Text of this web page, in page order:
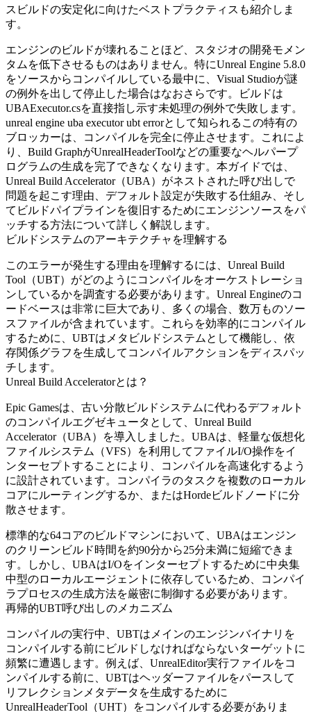
スビルドの安定化に向けたベストプラクティスも紹介しま
す。
エンジンのビルドが壊れることほど、スタジオの開発モメン
タムを低下させるものはありません。特にUnreal Engine 5.8.0
をソースからコンパイルしている最中に、Visual Studioが謎
の例外を出して停止した場合はなおさらです。ビルドは
UBAExecutor.csを直接指し示す未処理の例外で失敗します。
unreal engine uba executor ubt errorとして知られるこの特有の
ブロッカーは、コンパイルを完全に停止させます。これによ
り、Build GraphがUnrealHeaderToolなどの重要なヘルパープ
ログラムの生成を完了できなくなります。本ガイドでは、
Unreal Build Accelerator（UBA）がネストされた呼び出しで
問題を起こす理由、デフォルト設定が失敗する仕組み、そし
てビルドパイプラインを復旧するためにエンジンソースをパ
ッチする方法について詳しく解説します。
ビルドシステムのアーキテクチャを理解する
このエラーが発生する理由を理解するには、Unreal Build
Tool（UBT）がどのようにコンパイルをオーケストレーショ
ンしているかを調査する必要があります。Unreal Engineのコ
ードベースは非常に巨大であり、多くの場合、数万ものソー
スファイルが含まれています。これらを効率的にコンパイル
するために、UBTはメタビルドシステムとして機能し、依
存関係グラフを生成してコンパイルアクションをディスパッ
チします。
Unreal Build Acceleratorとは？
Epic Gamesは、古い分散ビルドシステムに代わるデフォルト
のコンパイルエグゼキュータとして、Unreal Build
Accelerator（UBA）を導入しました。UBAは、軽量な仮想化
ファイルシステム（VFS）を利用してファイルI/O操作をイ
ンターセプトすることにより、コンパイルを高速化するよう
に設計されています。コンパイラのタスクを複数のローカル
コアにルーティングするか、またはHordeビルドノードに分
散させます。
標準的な64コアのビルドマシンにおいて、UBAはエンジン
のクリーンビルド時間を約90分から25分未満に短縮できま
す。しかし、UBAはI/Oをインターセプトするために中央集
中型のローカルエージェントに依存しているため、コンパイ
ラプロセスの生成方法を厳密に制御する必要があります。
再帰的UBT呼び出しのメカニズム
コンパイルの実行中、UBTはメインのエンジンバイナリを
コンパイルする前にビルドしなければならないターゲットに
頻繁に遭遇します。例えば、 UnrealEditor実行ファイルをコ
ンパイルする前に、UBTはヘッダーファイルをパースして
リフレクションメタデータを生成するために
UnrealHeaderTool （UHT）をコンパイルする必要がありま